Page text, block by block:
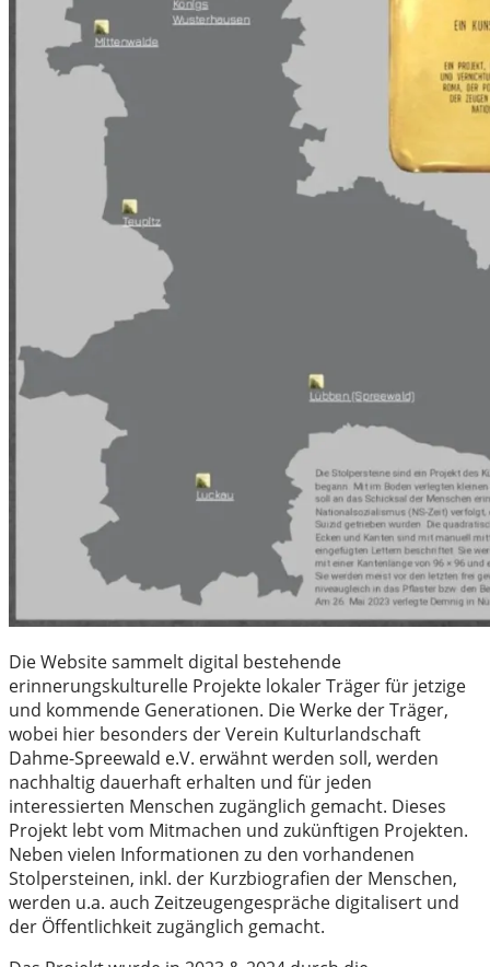
Die Website sammelt digital bestehende
erinnerungskulturelle Projekte lokaler Träger für jetzige
und kommende Generationen. Die Werke der Träger,
wobei hier besonders der Verein Kulturlandschaft
Dahme-Spreewald e.V. erwähnt werden soll, werden
nachhaltig dauerhaft erhalten und für jeden
interessierten Menschen zugänglich gemacht. Dieses
Projekt lebt vom Mitmachen und zukünftigen Projekten.
Neben vielen Informationen zu den vorhandenen
Stolpersteinen, inkl. der Kurzbiografien der Menschen,
werden u.a. auch Zeitzeugengespräche digitalisert und
der Öffentlichkeit zugänglich gemacht.